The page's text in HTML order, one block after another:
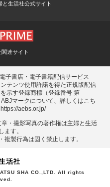
と生活社公式サイト
連サイト
子書店・電子書籍配信サービス
テンツ使用許諾を得た正規版配信
示す登録商標（登録番号 第
マークについて、詳しくはこち
https://aebs.or.jp/
・撮影写真の著作権は主婦と⽣活
ます。
製⾏為は固く禁⽌します。
SHA CO.,LTD. All rights